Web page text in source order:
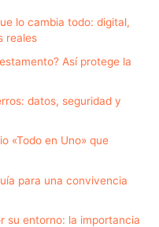
lo cambia todo: digital,
reales
Así protege la
datos, seguridad y
«Todo en Uno» que
para una convivencia
su entorno: la importancia